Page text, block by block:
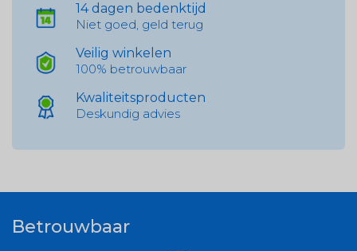
14 dagen bedenktijd
Niet goed, geld terug
Veilig winkelen
100% betrouwbaar
Kwaliteitsproducten
Deskundig advies
Betrouwbaar